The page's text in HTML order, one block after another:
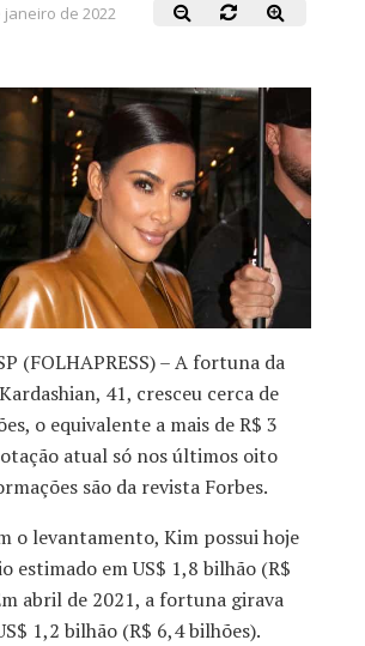
janeiro de 2022
(FOLHAPRESS) – A fortuna da
41, cresceu cerca de
o equivalente a mais de R$ 3
atual só nos últimos oito
são da revista Forbes.
o levantamento, Kim possui hoje
estimado em US$ 1,8 bilhão (R$
abril de 2021, a fortuna girava
1,2 bilhão (R$ 6,4 bilhões).